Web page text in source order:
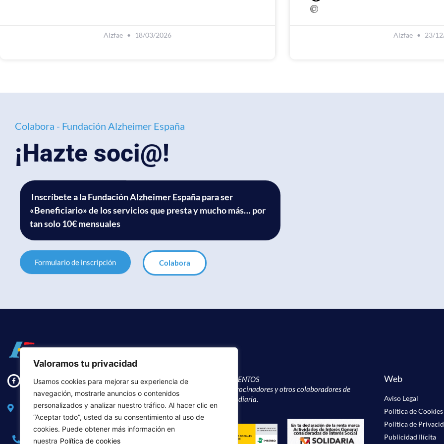
Valoramos tu privacidad
Usamos cookies para mejorar su experiencia de
navegación, mostrarle anuncios o contenidos
personalizados y analizar nuestro tráfico. Al hacer clic en
“Aceptar todo”, usted da su consentimiento al uso de
cookies. Puede obtener más información en
nuestra Política de cookies
Alzfae 18/03/2026 Alzfae 23/
Colabora - Fundación Alzheimer España
¡Hazte soci@!
Inscríbete a la Fundación Alzheimer España para ser
«Beneficiario» de los servicios que presta y mucho más… por
tan solo 10€ mensuales
Formulario de inscripción Colabora
Avda Daroca, 80, local, CP. 28017 MADRID.
(España)
913 431 165 913 595 450
AGRADECIMIENTOS
Padrinos, patrocinadores y otros colaboradores de
nuestra labor diaria.
Web
Aviso Legal
Política de Cookies
Política de
Publicidad Ilícita